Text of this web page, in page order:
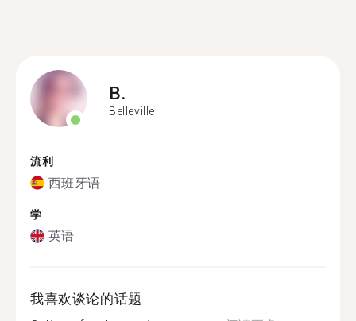
B.
Belleville
流利
西班牙语
学
英语
我喜欢谈论的话题